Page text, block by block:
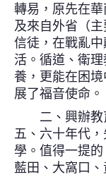
轉易，原先在
及來自外省（
信徒，在戰亂
活。循道、衛
養，更能在困
展了福音使命。
二、興辦教
五、六十年代
學。值得一提
藍田、大窩口